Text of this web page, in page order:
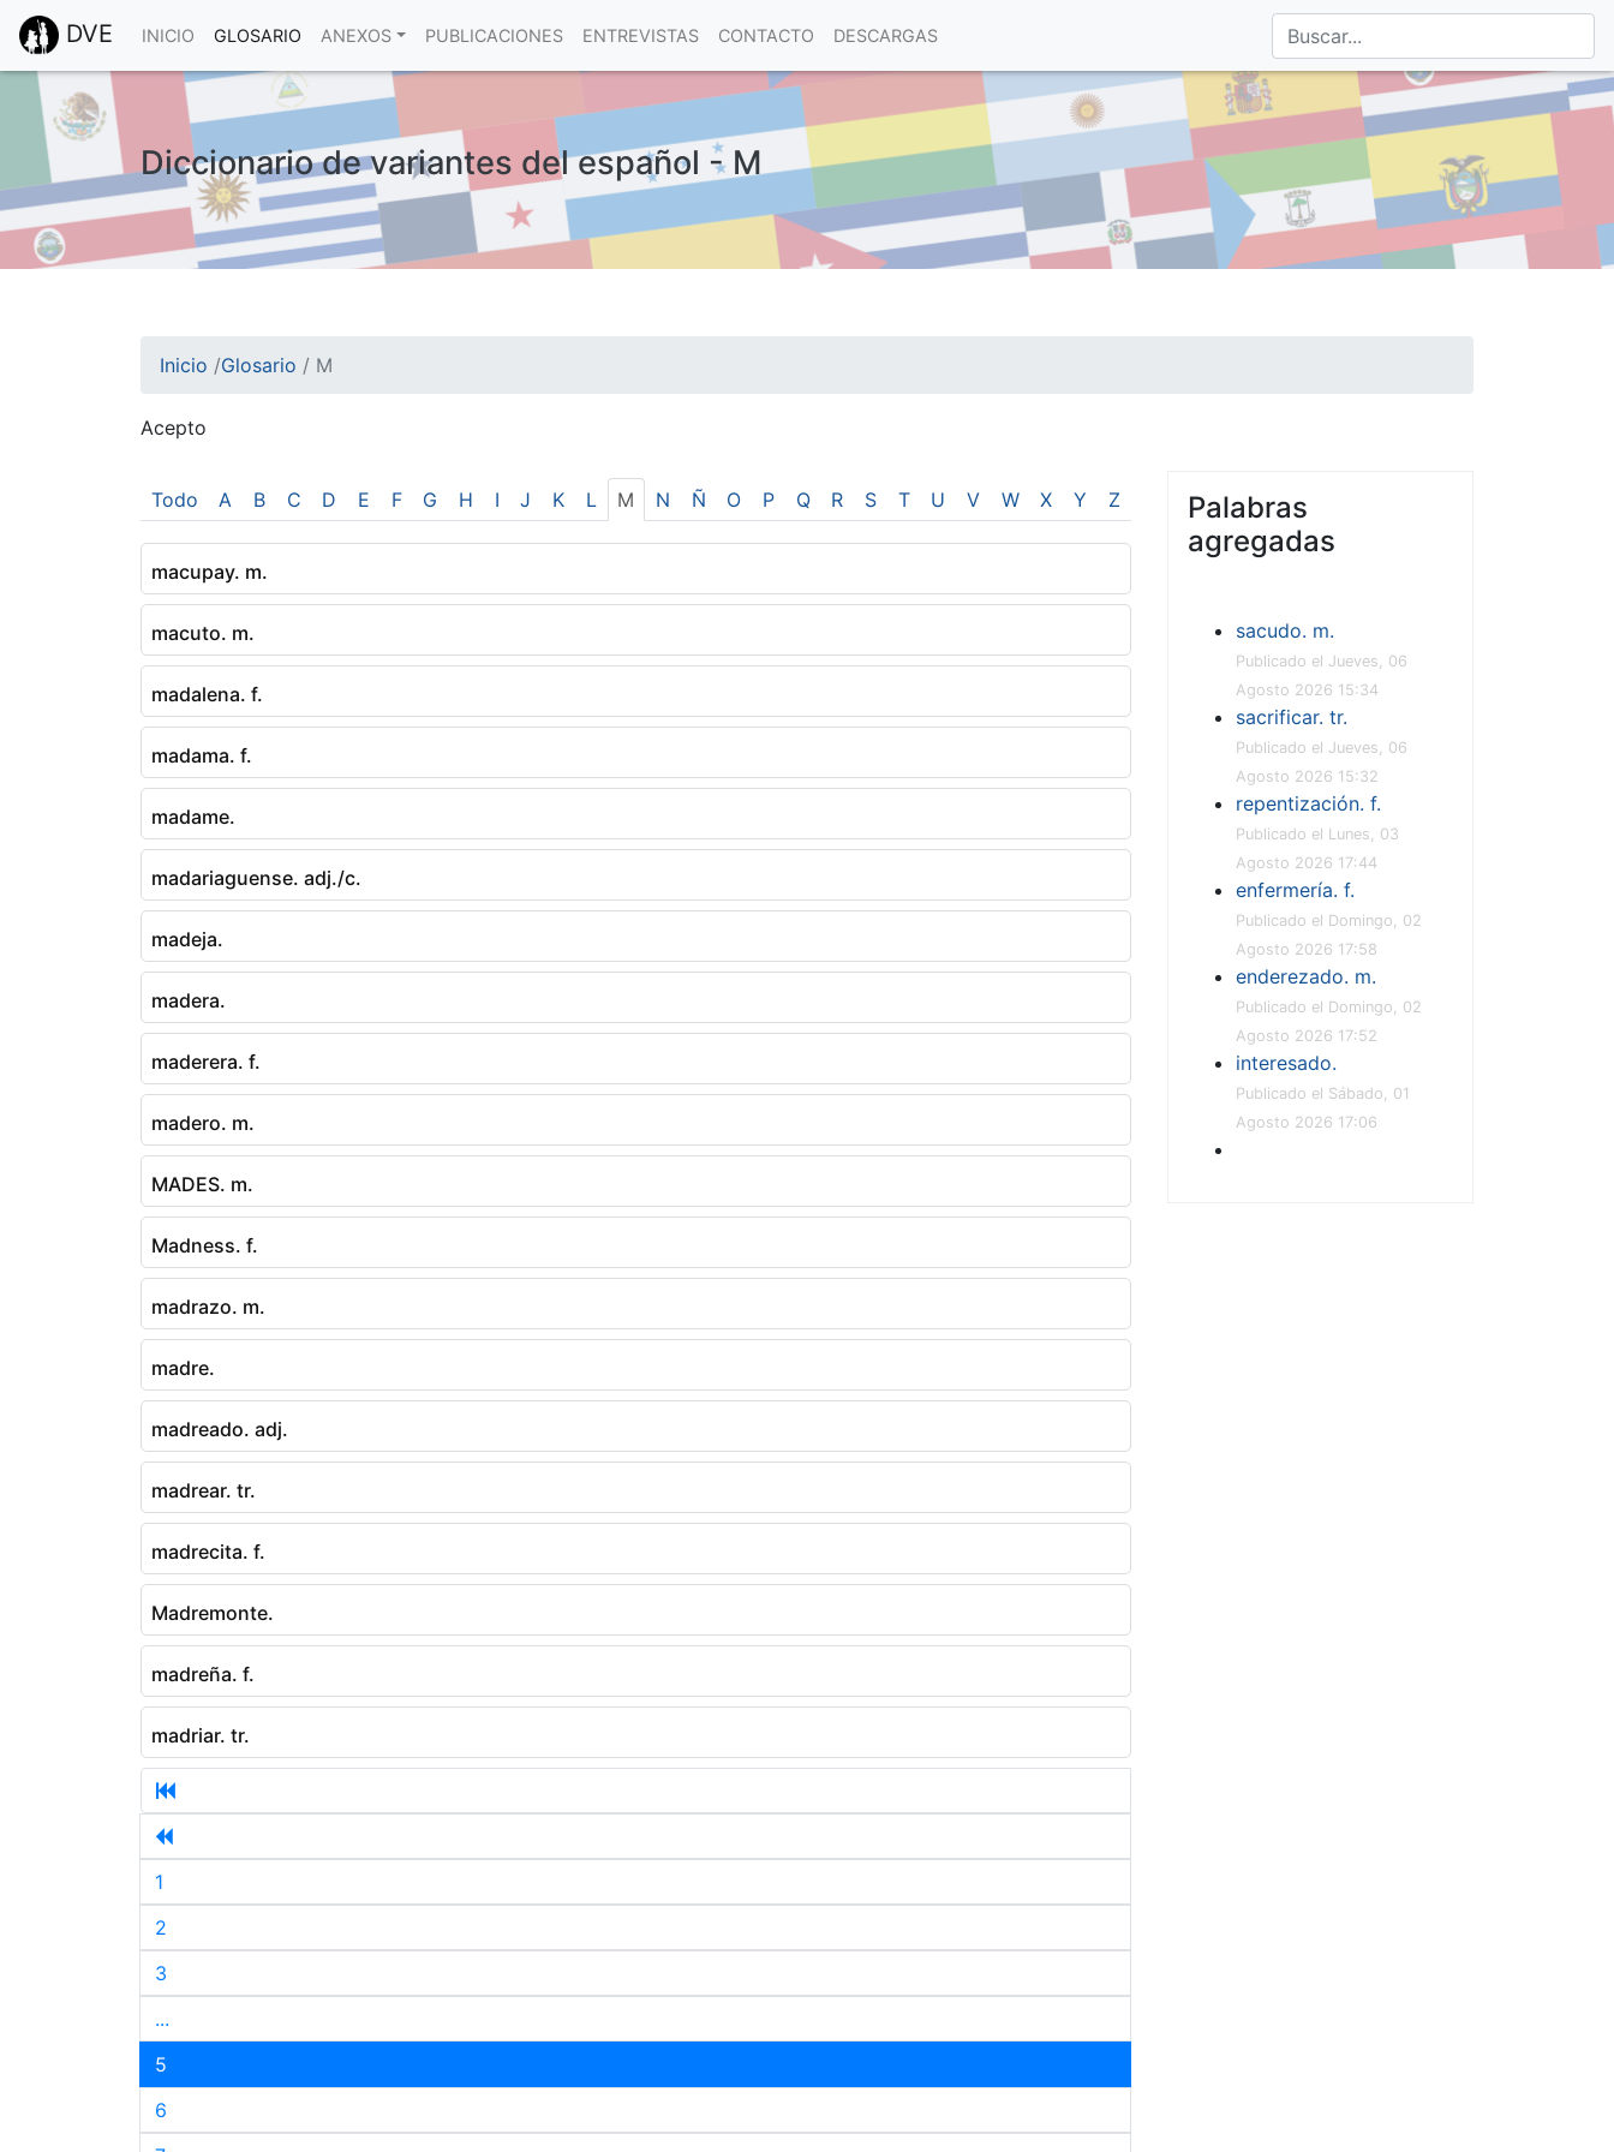
DVE INICIO GLOSARIO ANEXOS PUBLICACIONES ENTREVISTAS CONTACTO DESCARGAS
Diccionario de variantes del español - M
Inicio /Glosario / M
Acepto
Esto nos ayuda a recolectar estadísticas de las visitas.
Todo A B C D E F G H I J K L M N Ñ O P Q R S T U V W X Y Z
macupay. m.
macuto. m.
madalena. f.
madama. f.
madame.
madariaguense. adj./c.
madeja.
madera.
maderera. f.
madero. m.
MADES. m.
Madness. f.
madrazo. m.
madre.
madreado. adj.
madrear. tr.
madrecita. f.
Madremonte.
madreña. f.
madriar. tr.
1
2
3
...
5
6
Palabras
agregadas
sacudo. m.
Publicado el Jueves, 06
Agosto 2026 15:34
sacrificar. tr.
Publicado el Jueves, 06
Agosto 2026 15:32
repentización. f.
Publicado el Lunes, 03
Agosto 2026 17:44
enfermería. f.
Publicado el Domingo, 02
Agosto 2026 17:58
enderezado. m.
Publicado el Domingo, 02
Agosto 2026 17:52
interesado.
Publicado el Sábado, 01
Agosto 2026 17:06